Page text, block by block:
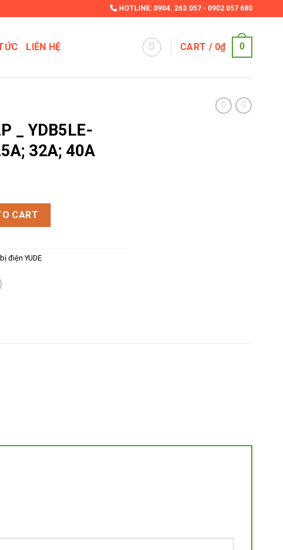
HOTLINE: 0904. 263.057- 0902 057 680
LIÊN HỆ CART / 0₫ 0
_ YDB5LE-
32A; 40A
2P 20A; 25A; 32A; 40A quantity
CART
điện YUDE